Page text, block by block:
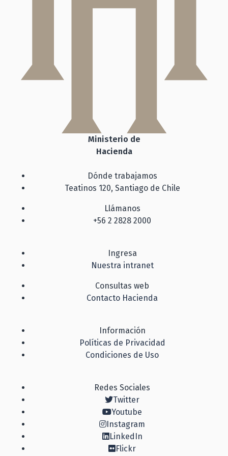
Ministerio de
Hacienda
Dónde trabajamos
Teatinos 120, Santiago de Chile
Llámanos
+56 2 2828 2000
Ingresa
Nuestra intranet
Consultas web
Contacto Hacienda
Información
Políticas de Privacidad
Condiciones de Uso
Redes Sociales
Twitter
Youtube
Instagram
LinkedIn
Flickr